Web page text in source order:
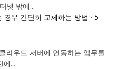
넷 밖에...
경우 간단히 교체하는 방법 · 5
라우드 서버에 연동하는 업무를
에...